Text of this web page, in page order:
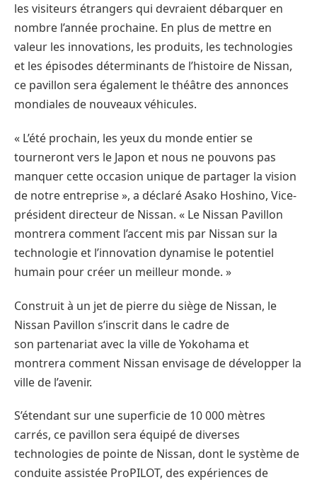
les visiteurs étrangers qui devraient débarquer en
nombre l’année prochaine. En plus de mettre en
valeur les innovations, les produits, les technologies
et les épisodes déterminants de l’histoire de Nissan,
ce pavillon sera également le théâtre des annonces
mondiales de nouveaux véhicules.
« L’été prochain, les yeux du monde entier se
tourneront vers le Japon et nous ne pouvons pas
manquer cette occasion unique de partager la vision
de notre entreprise », a déclaré Asako Hoshino, Vice-
président directeur de Nissan. « Le Nissan Pavillon
montrera comment l’accent mis par Nissan sur la
technologie et l’innovation dynamise le potentiel
humain pour créer un meilleur monde. »
Construit à un jet de pierre du siège de Nissan, le
Nissan Pavillon s’inscrit dans le cadre de
son partenariat avec la ville de Yokohama et
montrera comment Nissan envisage de développer la
ville de l’avenir.
S’étendant sur une superficie de 10 000 mètres
carrés, ce pavillon sera équipé de diverses
technologies de pointe de Nissan, dont le système de
conduite assistée ProPILOT, des expériences de